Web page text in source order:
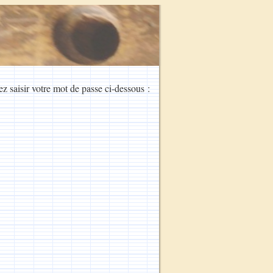
saisir votre mot de passe ci-dessous :